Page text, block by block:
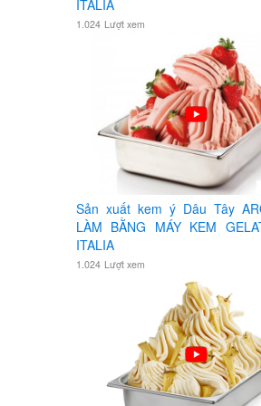
ITALIA
1.024 Lượt xem
Sản xuất kem ý Dâu Tây
LÀM BẰNG MÁY KEM
ITALIA
1.024 Lượt xem